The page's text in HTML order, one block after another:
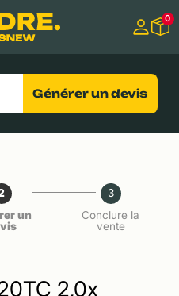
0
Générer un devis
un
3
Conclure la
vente
2,0x